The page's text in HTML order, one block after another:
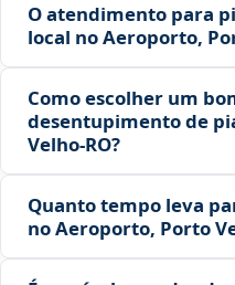
O atendimento para
local no Aeroporto,
Como escolher um
desentupimento de
Velho‑RO?
Quanto tempo leva
no Aeroporto, Porto